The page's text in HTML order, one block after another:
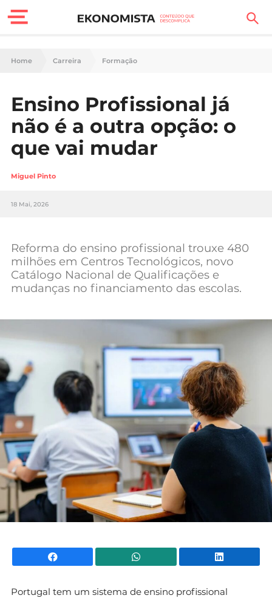
Finanças Pessoais
Carreira
Casa
Lifestyle
Sociedade
Negócios
Mundial 2026
Home Carreira Formação
Ensino Profissional já
não é a outra opção: o
que vai mudar
Miguel Pinto
18 Mai, 2026
Reforma do ensino profissional trouxe 480
milhões em Centros Tecnológicos, novo
Catálogo Nacional de Qualificações e
mudanças no financiamento das escolas.
Facebook WhatsApp
Portugal tem um sistema de ensino profissional